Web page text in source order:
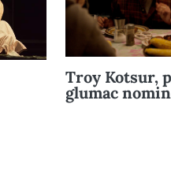
Troy Kotsur,
glumac